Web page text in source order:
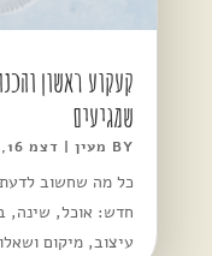
קעקוע ראשון
שמגיעים
BY מעין| דצמ 16, 2024
כל מה שחשוב לדעת
חדש: אוכל, שינה,
עיצוב, מיקום